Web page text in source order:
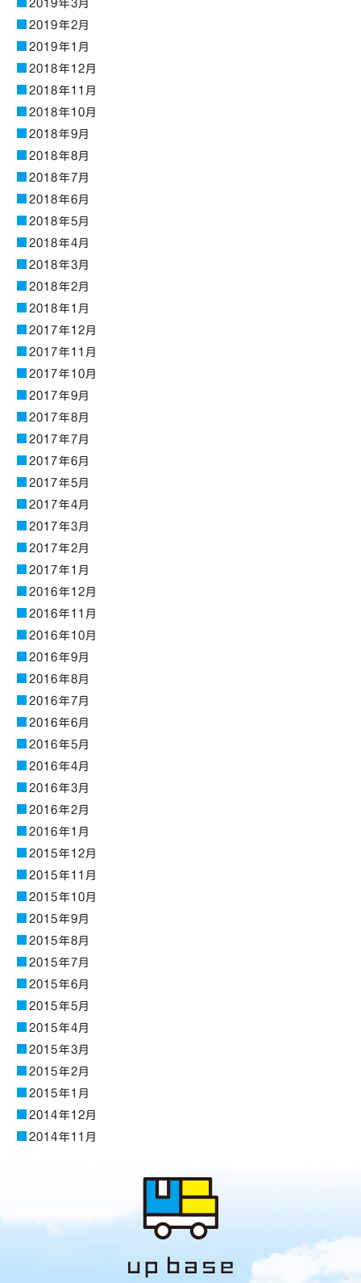
2019年3月
2019年2月
2019年1月
2018年12月
2018年11月
2018年10月
2018年9月
2018年8月
2018年7月
2018年6月
2018年5月
2018年4月
2018年3月
2018年2月
2018年1月
2017年12月
2017年11月
2017年10月
2017年9月
2017年8月
2017年7月
2017年6月
2017年5月
2017年4月
2017年3月
2017年2月
2017年1月
2016年12月
2016年11月
2016年10月
2016年9月
2016年8月
2016年7月
2016年6月
2016年5月
2016年4月
2016年3月
2016年2月
2016年1月
2015年12月
2015年11月
2015年10月
2015年9月
2015年8月
2015年7月
2015年6月
2015年5月
2015年4月
2015年3月
2015年2月
2015年1月
2014年12月
2014年11月